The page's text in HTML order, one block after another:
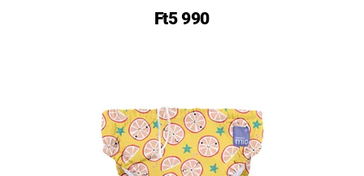
Ft5 990